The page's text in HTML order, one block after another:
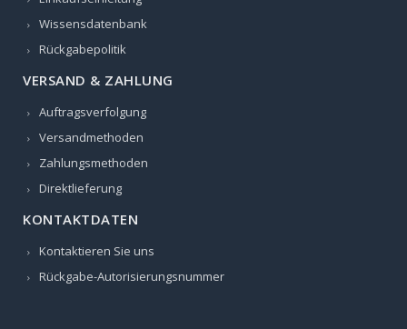
Wissensdatenbank
Rückgabepolitik
VERSAND & ZAHLUNG
Auftragsverfolgung
Versandmethoden
Zahlungsmethoden
Direktlieferung
KONTAKTDATEN
Kontaktieren Sie uns
Rückgabe-Autorisierungsnummer